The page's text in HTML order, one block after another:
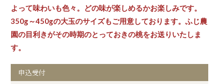
よって味わいも色々。どの味が楽しめるかお楽しみです。
350g～450gの大玉のサイズもご用意しております。ふじ農
園の目利きがその時期のとっておきの桃をお送りいたしま
す。
申込受付